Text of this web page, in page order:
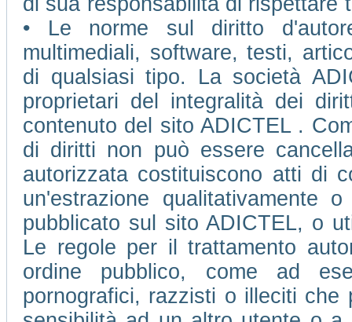
• Le norme sul diritto
multimediali, software, testi,
di qualsiasi tipo. La società
proprietari del integralità dei
contenuto del sito ADICTEL .
di diritti non può essere
autorizzata costituiscono atti di
un'estrazione qualitativamente
pubblicato sul sito ADICTEL, o
Le regole per il trattamento
ordine pubblico, come ad
pornografici, razzisti o illeciti che